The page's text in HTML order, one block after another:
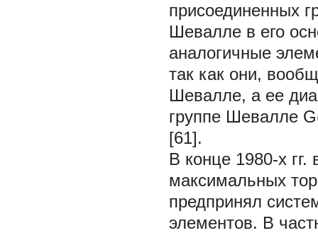
присоединенных
Шевалле в его
аналогичные
так как они,
Шевалле, а ее
группе Шевалле
[61].
В конце 1980-х
максимальных
предпринял
элементов. В